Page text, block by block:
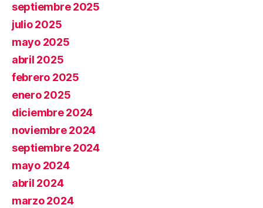
septiembre 2025
julio 2025
mayo 2025
abril 2025
febrero 2025
enero 2025
diciembre 2024
noviembre 2024
septiembre 2024
mayo 2024
abril 2024
marzo 2024